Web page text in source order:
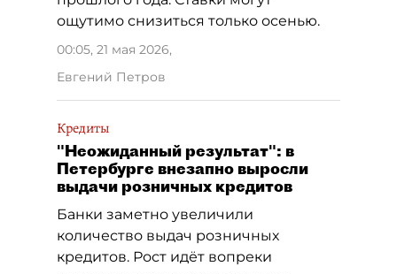
ощутимо снизиться только осенью.
00:05, 21 мая 2026,
Евгений Петров
Кредиты
"Неожиданный результат": в
Петербурге внезапно выросли
выдачи розничных кредитов
Банки заметно увеличили
количество выдач розничных
кредитов. Рост идёт вопреки